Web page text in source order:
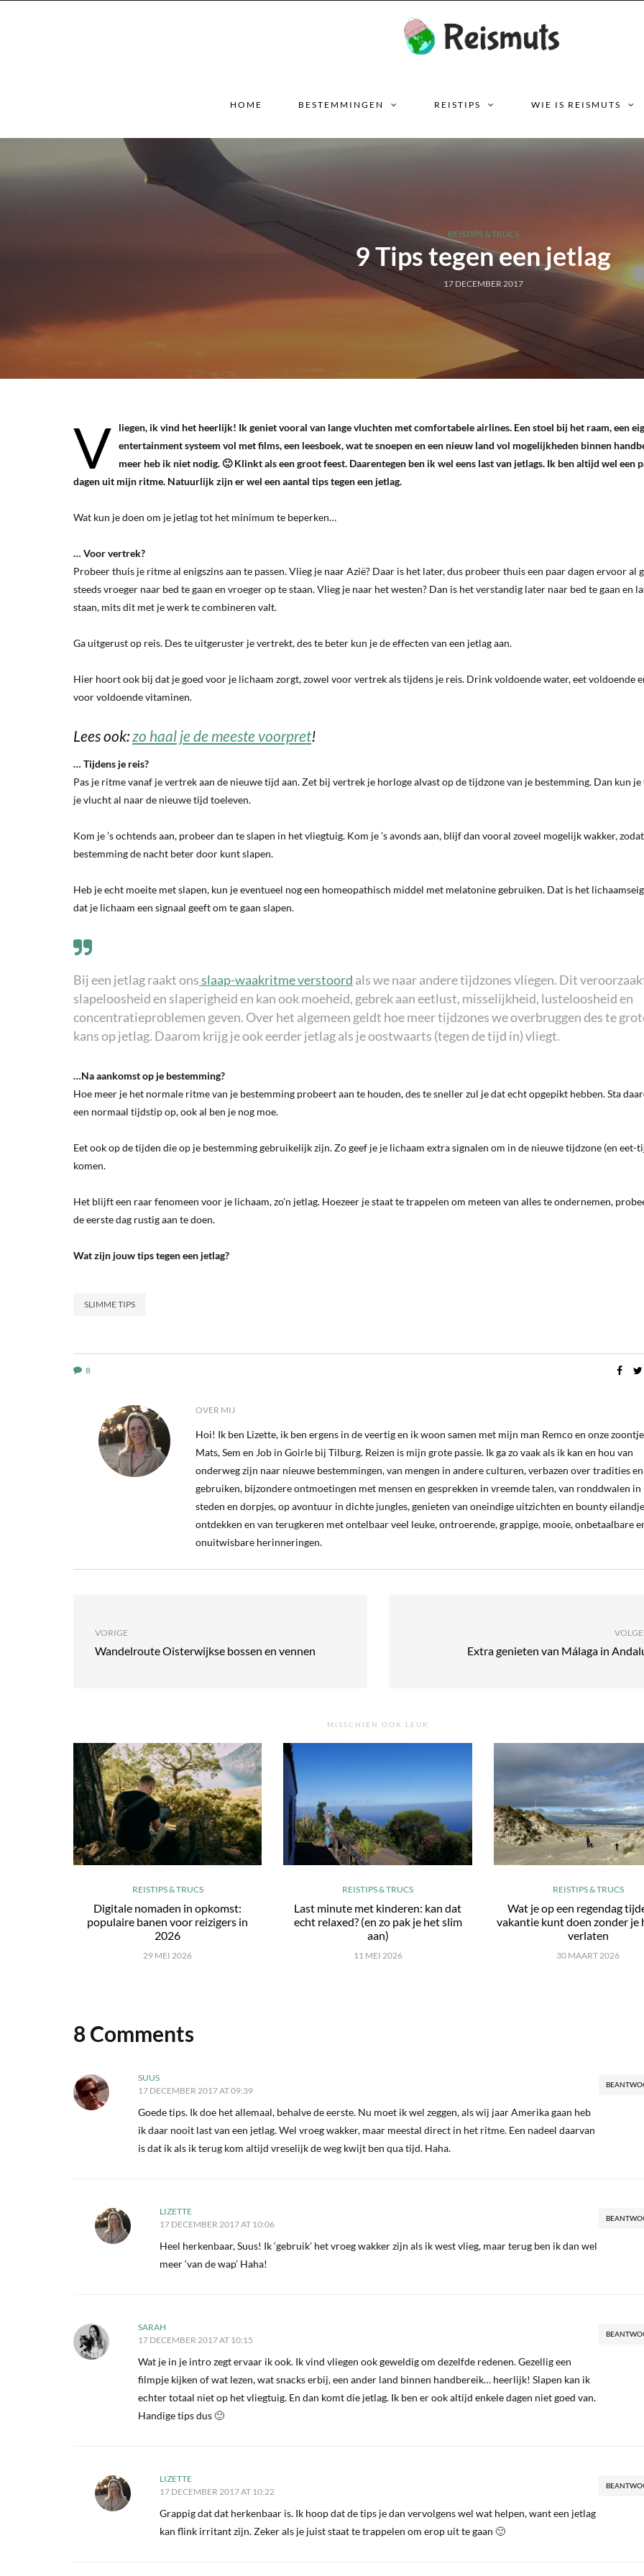
HOME BESTEMMINGEN REISTIPS WIE IS REISMUTS
REISTIPS & TRUCS
9 Tips tegen een jetlag
17 DECEMBER 2017
V
liegen, ik vind het heerlijk! Ik geniet vooral van lange vluchten met comfortabele airlines. Een stoel bij het raam, een
entertainment systeem vol met films, een leesboek, wat te snoepen en een nieuw land vol mogelijkheden binnen
meer heb ik niet nodig. 🙂 Klinkt als een groot feest. Daarentegen ben ik wel eens last van jetlags. Ik ben altijd wel een
dagen uit mijn ritme. Natuurlijk zijn er wel een aantal tips tegen een jetlag.
Wat kun je doen om je jetlag tot het minimum te beperken…
… Voor vertrek?
Probeer thuis je ritme al enigszins aan te passen. Vlieg je naar Azië? Daar is het later, dus probeer thuis een paar dagen ervoor al
steeds vroeger naar bed te gaan en vroeger op te staan. Vlieg je naar het westen? Dan is het verstandig later naar bed te gaan en
staan, mits dit met je werk te combineren valt.
Ga uitgerust op reis. Des te uitgeruster je vertrekt, des te beter kun je de effecten van een jetlag aan.
Hier hoort ook bij dat je goed voor je lichaam zorgt, zowel voor vertrek als tijdens je reis. Drink voldoende water, eet voldoende
voor voldoende vitaminen.
Lees ook:zo haal je de meeste voorpret!
… Tijdens je reis?
Pas je ritme vanaf je vertrek aan de nieuwe tijd aan. Zet bij vertrek je horloge alvast op de tijdzone van je bestemming. Dan kun
je vlucht al naar de nieuwe tijd toeleven.
Kom je ’s ochtends aan, probeer dan te slapen in het vliegtuig. Kom je ’s avonds aan, blijf dan vooral zoveel mogelijk wakker,
bestemming de nacht beter door kunt slapen.
Heb je echt moeite met slapen, kun je eventueel nog een homeopathisch middel met melatonine gebruiken. Dat is het
dat je lichaam een signaal geeft om te gaan slapen.
Bij een jetlag raakt onsslaap-waakritme verstoord als we naar andere tijdzones vliegen. Dit
slapeloosheid en slaperigheid en kan ook moeheid, gebrek aan eetlust, misselijkheid, lusteloosheid en
concentratieproblemen geven. Over het algemeen geldt hoe meer tijdzones we overbruggen des te
kans op jetlag. Daarom krijg je ook eerder jetlag als je oostwaarts (tegen de tijd in) vliegt.
…Na aankomst op je bestemming?
Hoe meer je het normale ritme van je bestemming probeert aan te houden, des te sneller zul je dat echt opgepikt hebben. Sta
een normaal tijdstip op, ook al ben je nog moe.
Eet ook op de tijden die op je bestemming gebruikelijk zijn. Zo geef je je lichaam extra signalen om in de nieuwe tijdzone (en eet-
komen.
Het blijft een raar fenomeen voor je lichaam, zo’n jetlag. Hoezeer je staat te trappelen om meteen van alles te ondernemen,
de eerste dag rustig aan te doen.
Wat zijn jouw tips tegen een jetlag?
SLIMME TIPS
8
OVER MIJ
Hoi! Ik ben Lizette, ik ben ergens in de veertig en ik woon samen met mijn man Remco en onze
Mats, Sem en Job in Goirle bij Tilburg. Reizen is mijn grote passie. Ik ga zo vaak als ik kan en hou van
onderweg zijn naar nieuwe bestemmingen, van mengen in andere culturen, verbazen over tradities en
gebruiken, bijzondere ontmoetingen met mensen en gesprekken in vreemde talen, van ronddwalen in
steden en dorpjes, op avontuur in dichte jungles, genieten van oneindige uitzichten en bounty
ontdekken en van terugkeren met ontelbaar veel leuke, ontroerende, grappige, mooie, onbetaalbare
onuitwisbare herinneringen.
VORIGE
Wandelroute Oisterwijkse bossen en vennen Extra genieten van Málaga in
MISSCHIEN OOK LEUK
REISTIPS & TRUCS
Digitale nomaden in opkomst:
populaire banen voor reizigers in
2026
29 MEI 2026
REISTIPS & TRUCS
Last minute met kinderen: kan dat
echt relaxed? (en zo pak je het slim
aan)
11 MEI 2026
REISTIPS & TRUCS
Wat je op een regendag
vakantie kunt doen zonder je
verlaten
30 MAART 2026
8 Comments
SUUS
17 DECEMBER 2017 AT 09:39
Goede tips. Ik doe het allemaal, behalve de eerste. Nu moet ik wel zeggen, als wij jaar Amerika gaan heb
ik daar nooit last van een jetlag. Wel vroeg wakker, maar meestal direct in het ritme. Een nadeel daarvan
is dat ik als ik terug kom altijd vreselijk de weg kwijt ben qua tijd. Haha.
LIZETTE
17 DECEMBER 2017 AT 10:06
Heel herkenbaar, Suus! Ik ‘gebruik’ het vroeg wakker zijn als ik west vlieg, maar terug ben ik dan wel
meer ‘van de wap’ Haha!
SARAH
17 DECEMBER 2017 AT 10:15
Wat je in je intro zegt ervaar ik ook. Ik vind vliegen ook geweldig om dezelfde redenen. Gezellig een
filmpje kijken of wat lezen, wat snacks erbij, een ander land binnen handbereik… heerlijk! Slapen kan ik
echter totaal niet op het vliegtuig. En dan komt die jetlag. Ik ben er ook altijd enkele dagen niet goed van.
Handige tips dus 🙂
LIZETTE
17 DECEMBER 2017 AT 10:22
Grappig dat dat herkenbaar is. Ik hoop dat de tips je dan vervolgens wel wat helpen, want een jetlag
kan flink irritant zijn. Zeker als je juist staat te trappelen om erop uit te gaan 🙂